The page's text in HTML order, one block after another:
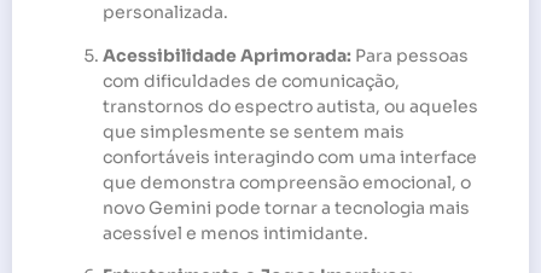
personalizada.
Acessibilidade Aprimorada: Para pessoas
com dificuldades de comunicação,
transtornos do espectro autista, ou aqueles
que simplesmente se sentem mais
confortáveis interagindo com uma interface
que demonstra compreensão emocional, o
novo Gemini pode tornar a tecnologia mais
acessível e menos intimidante.